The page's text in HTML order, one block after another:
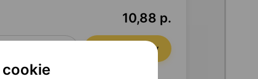
10,88 р.
В корзину